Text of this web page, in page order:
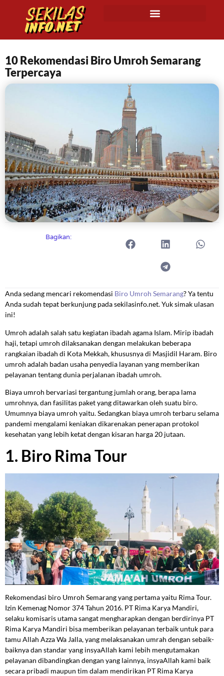
10 Rekomendasi Biro Umroh Semarang
Terpercaya
Bagikan:
Anda sedang mencari rekomendasi Biro Umroh Semarang? Ya tentu
Anda sudah tepat berkunjung pada sekilasinfo.net. Yuk simak ulasan
ini!
Umroh adalah salah satu kegiatan ibadah agama Islam. Mirip ibadah
haji, tetapi umroh dilaksanakan dengan melakukan beberapa
rangkaian ibadah di Kota Mekkah, khususnya di Masjidil Haram. Biro
umroh adalah badan usaha penyedia layanan yang memberikan
pelayanan tentang dunia perjalanan ibadah umroh.
Biaya umroh bervariasi tergantung jumlah orang, berapa lama
umrohnya, dan fasilitas paket yang ditawarkan oleh suatu biro.
Umumnya biaya umroh yaitu. Sedangkan biaya umroh terbaru selama
pandemi mengalami keniakan dikarenakan penerapan protokol
kesehatan yang lebih ketat dengan kisaran harga 20 jutaan.
1. Biro Rima Tour
Rekomendasi biro Umroh Semarang yang pertama yaitu Rima Tour.
Izin Kemenag Nomor 374 Tahun 2016. PT Rima Karya Mandiri,
selaku komisaris utama sangat mengharapkan dengan berdirinya PT
Rima Karya Mandiri bisa memberikan pelayanan terbaik untuk para
tamu Allah Azza Wa Jalla, yang melaksanakan umrah dengan sebaik-
baiknya dan standar yang insyaAllah kami lebih mengutamakan
pelayanan dibandingkan dengan yang lainnya, insyaAllah kami baik
secara pribadi maupun tim dalam mendirikan PT Rima Karya